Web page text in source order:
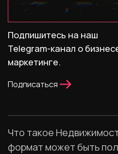
Подпишитесь на наш
Telegram-канал о
маркетинге.
Подписаться
Что такое
формат может быть